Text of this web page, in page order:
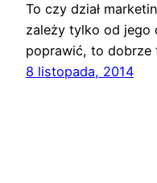
To czy dział
zależy tylko od jego
poprawić, to dobrze
8 listopada, 2014